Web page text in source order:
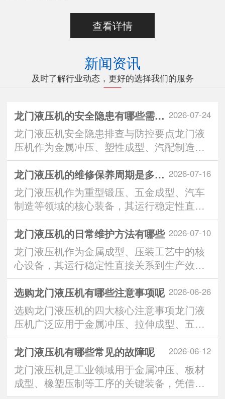
查看详情
新闻资讯
及时了解行业动态，更好的选择我们的服务
2026-07-24
龙门液压机的安全隐患有哪些需要注意
龙门液压机安全隐患排查与防控要点龙门液
压机作为金属冲压、塑性成型、汽配制造等
行业的核心设备···
2026-07-16
龙门液压机的维修保养周期是多久呢
龙门液压机作为重型锻压、五金成型、汽车
制造等领域的核心装备，其运行稳定性直接
决定生产效率与···
2026-07-10
龙门液压机的日常维护方法有哪些
龙门液压机作为金属成型、压装工艺中的核
心设备，其运行稳定性直接关系到生产效率
与设备使用寿命···
2026-06-26
选购龙门液压机有哪些注意事项呢
选购龙门液压机的四大核心注意事项龙门液
压机广泛应用于金属冲压、拉伸成型、五金
压装等制造领域···
2026-06-12
龙门液压机有哪些常见的故障呢
龙门液压机是工业领域用于金属冲压、板材
成型、橡塑压制等工序的关键装备，凭借大
压力、高稳定性···